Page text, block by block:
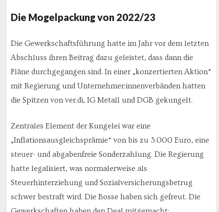
Die Mogelpackung von 2022/23
Die Gewerkschaftsführung hatte im Jahr vor dem letzten
Abschluss ihren Beitrag dazu geleistet, dass dann die
Pläne durchgegangen sind. In einer „konzertierten Aktion“
mit Regierung und Unternehmer:innenverbänden hatten
die Spitzen von ver.di, IG Metall und DGB gekungelt.
Zentrales Element der Kungelei war eine
„Inflationsausgleichsprämie“ von bis zu 3.000 Euro, eine
steuer- und abgabenfreie Sonderzahlung. Die Regierung
hatte legalisiert, was normalerweise als
Steuerhinterziehung und Sozialversicherungsbetrug
schwer bestraft wird. Die Bosse haben sich gefreut. Die